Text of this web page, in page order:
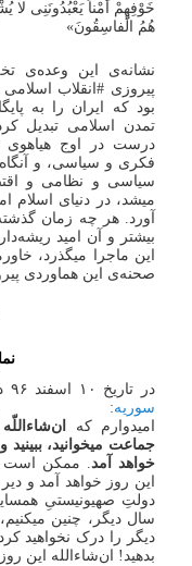
خَوْفِهِمْ أَمْناً یَعْبُدُونَنِی
هُمُ الْفاسِقُونَ»
نشانه‌ی این وعده‌ی
پیروزی #انقلاب
بود که ایران را به
تمدن اسلامی تبدیل
درست در اوج
فکری و سیاسی، و
سیاسی و نظامی و
میشد، در دنیای اسلام
آورد. هر چه زمان
بیشتر و آن امید
این ماجرا میگذرد،
صحنه‌ی این هماوردی
در تاریخ ۱۰ اسفند ۹۶ در
سوریه:
امیدوارم که
جماعت میخوانید، ببینید
خواهد آمد. ممکن است
این روز خواهد آمد و
دیگر را درک نخواهید
بدهید! ان‌شاءالله این